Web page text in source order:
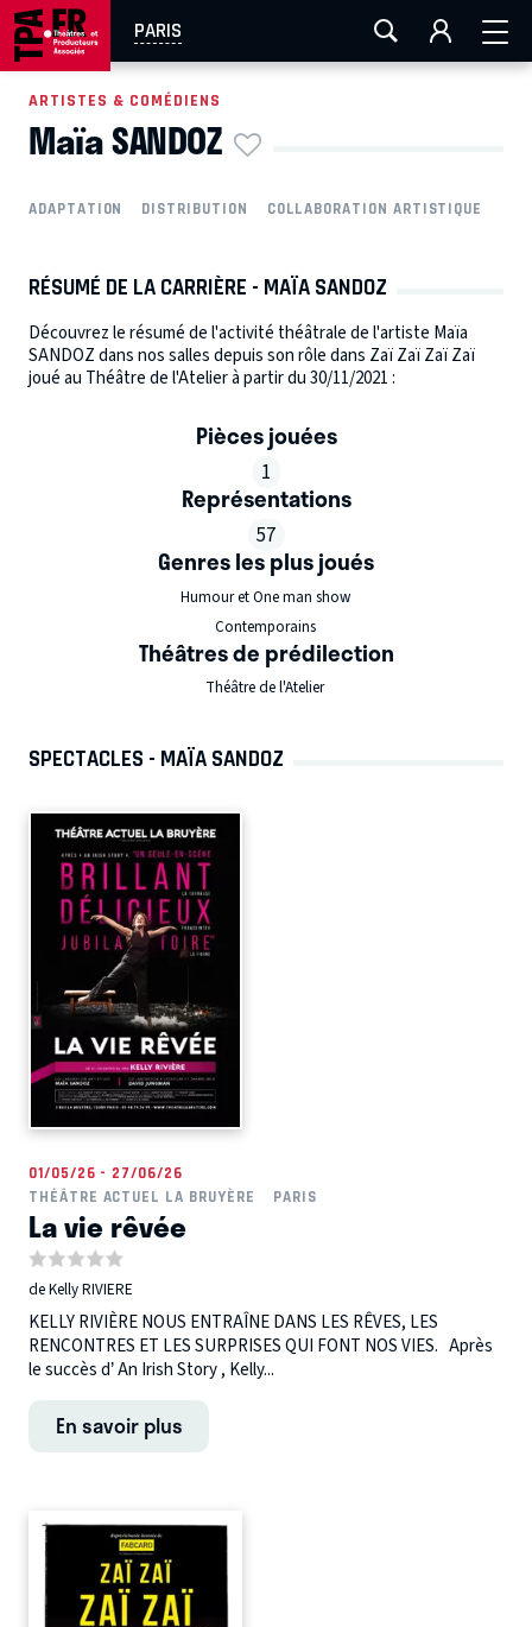
PARIS
AIX-MARSEILLE LA ROCHELLE
EN TOURNÉE
ARTISTES & COMÉDIENS
Maïa SANDOZ
ADAPTATION DISTRIBUTION COLLABORATION ARTISTIQUE
RÉSUMÉ DE LA CARRIÈRE - MAÏA SANDOZ
Découvrez le résumé de l'activité théâtrale de l'artiste Maïa
SANDOZ dans nos salles depuis son rôle dans Zaï Zaï Zaï Zaï
joué au Théâtre de l'Atelier à partir du 30/11/2021 :
Pièces jouées
1
Représentations
57
Genres les plus joués
Humour et One man show
Contemporains
Théâtres de prédilection
Théâtre de l'Atelier
SPECTACLES - MAÏA SANDOZ
01/05/26 - 27/06/26
THÉÂTRE ACTUEL LA BRUYÈRE
PARIS
La vie rêvée
de Kelly RIVIERE
KELLY RIVIÈRE NOUS ENTRAÎNE DANS LES RÊVES, LES
RENCONTRES ET LES SURPRISES QUI FONT NOS VIES. Après
le succès d’ An Irish Story , Kelly...
En savoir plus